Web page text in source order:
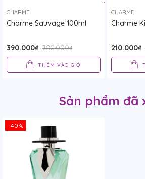
CHARME
Charme Sauvage 100ml
390.000₫ 780.000₫
THÊM VÀO GIỎ
CHARME
Charme
210.000₫
Sản phẩm đã
-40%